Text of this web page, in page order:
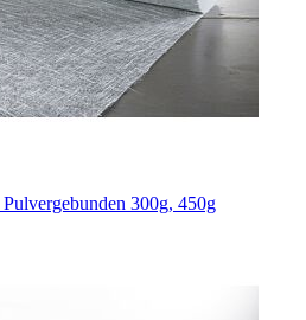
Pulvergebunden 300g, 450g